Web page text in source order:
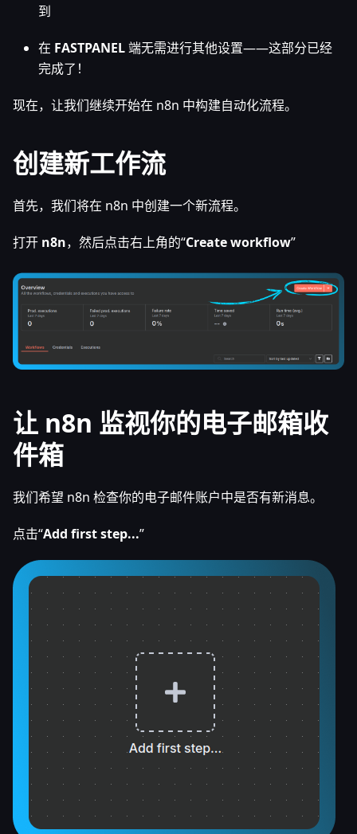
到
在 FASTPANEL端无需进行其他设置——这部分已经
完成了！
现在，让我们继续开始在 n8n 中构建自动化流程。
创建新工作流
首先，我们将在 n8n 中创建一个新流程。
打开 n8n，然后点击右上角的“Create workflow”
让 n8n 监视你的电子邮箱收
件箱
我们希望 n8n 检查你的电子邮件账户中是否有新消息。
点击“Add first step...”